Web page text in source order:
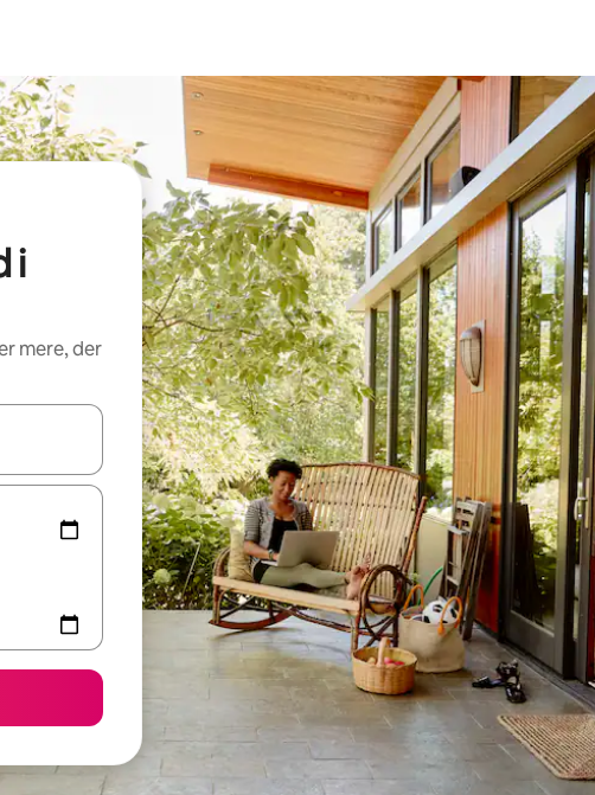
i
mere, der
med piletasterne op og ned eller se mere ved at trykke eller stryge.